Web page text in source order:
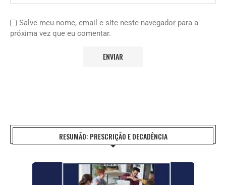
Salve meu nome, email e site neste navegador para a
próxima vez que eu comentar.
RESUMÃO: PRESCRIÇÃO E DECADÊNCIA